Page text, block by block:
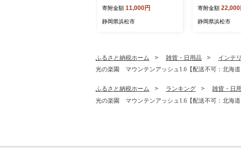
寄附金額 11,000円
静岡県浜松市
寄附金額 22,000
静岡県浜松市
ふるさと納税ホーム 雑貨・日用品
インテ
光の楽園 マウンテンアッシュ1.6【配送不可：北海
ふるさと納税ホーム ランキング 雑貨・日
光の楽園 マウンテンアッシュ1.6【配送不可：北海